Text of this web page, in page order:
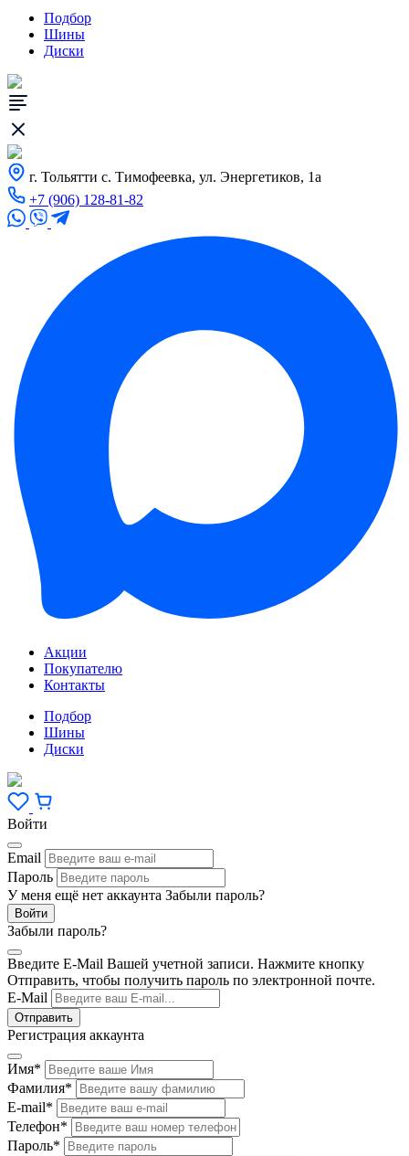
Подбор
Шины
Диски
г. Тольятти с. Тимофеевка, ул. Энергетиков, 1а
+7 (906) 128-81-82
Акции
Покупателю
Контакты
Подбор
Шины
Диски
Войти
Email
Пароль
У меня ещё нет аккаунта Забыли пароль?
Забыли пароль?
Введите E-Mail Вашей учетной записи. Нажмите кнопку
Отправить, чтобы получить пароль по электронной почте.
E-Mail
Регистрация аккаунта
Имя*
Фамилия*
E-mail*
Телефон*
Пароль*